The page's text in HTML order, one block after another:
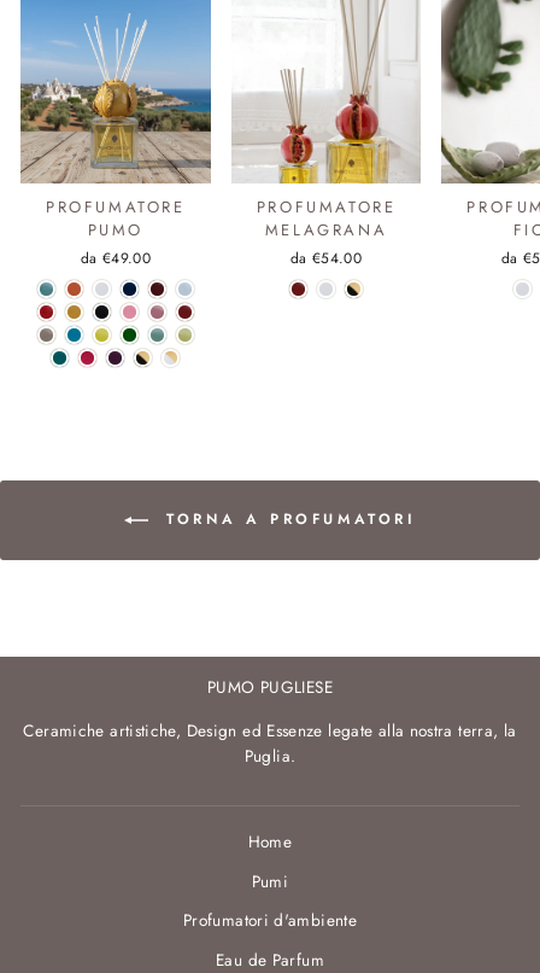
PROFUMATORE
PUMO
da €49.00
PROFUMATORE
MELAGRANA
da €54.00 da
TORNA A PROFUMATORI
PUMO PUGLIESE
Ceramiche artistiche, Design ed Essenze legate alla nostra terra, la
Puglia.
Home
Pumi
Profumatori d'ambiente
Eau de Parfum